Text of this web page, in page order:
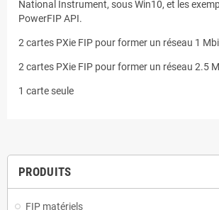
PRODUITS
FIP matériels
National Instrument, sous Win10, et les
PowerFIP API.
2 cartes PXie FIP pour former un réseau 1
2 cartes PXie FIP pour former un réseau 2.5
1 carte seule